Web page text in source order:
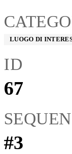
LUOGO DI
ID
67
#3